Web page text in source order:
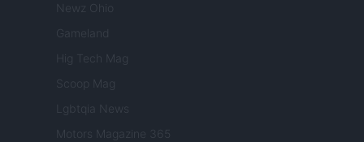
Newz Ohio
Gameland
Hig Tech Mag
Scoop Mag
Lgbtqia News
Motors Magazine 365